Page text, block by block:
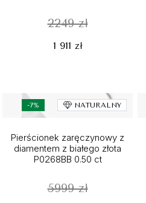
2249 zł
1 911 zł
-7% NATURALNY
Pierścionek zaręczynowy z
diamentem z białego złota
P0268BB 0.50 ct
5999 zł